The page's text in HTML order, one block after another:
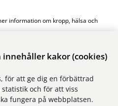
kakor (cookies)
för att ge dig en förbättrad
och för att viss
fungera på webbplatsen.
information om kropp, hälsa och